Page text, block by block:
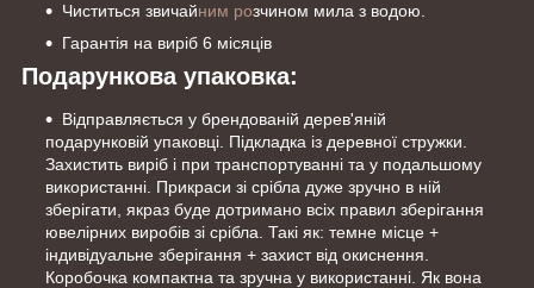
Чиститься звичайним розчином мила з водою.
Гарантія на виріб 6 місяців
Подарункова упаковка:
Відправляється у брендованій дерев'яній
подарунковій упаковці. Підкладка із деревної стружки.
Захистить виріб і при транспортуванні та у подальшому
використанні. Прикраси зі срібла дуже зручно в ній
зберігати, якраз буде дотримано всіх правил зберігання
ювелірних виробів зі срібла. Такі як: темне місце +
індивідуальне зберігання + захист від окиснення.
Коробочка компактна та зручна у використанні. Як вона